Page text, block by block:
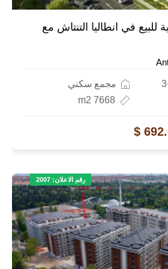
في انطاليا التنتاش مع
مجمع سكني
7668 m2
رقم الاعلان: 2007